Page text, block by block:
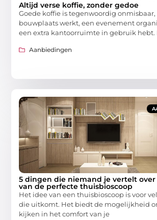
Altijd verse koffie, zonder gedoe
Goede koffie is tegenwoordig onmisbaar,
bouwplaats werkt, een evenement
een extra kantoorruimte in gebruik hebt.
Aanbiedingen
5 dingen die niemand je vertelt
van de perfecte thuisbioscoop
Het idee van een thuisbioscoop is voor
die uitkomt. Het biedt de mogelijkheid
kijken in het comfort van je